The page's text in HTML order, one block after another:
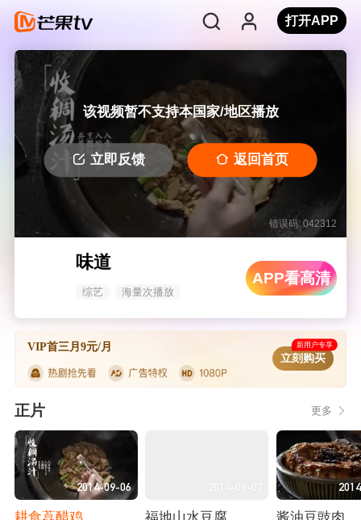
打开APP
该视频暂不支持本国家/地区播放
立即反馈 返回首页
错误码: 042312
味道
综艺 海量次播放
APP看高清
VIP首三月9元/月 新用户专享
立刻购买
正片 更多
2014-09-06 2014-09-07